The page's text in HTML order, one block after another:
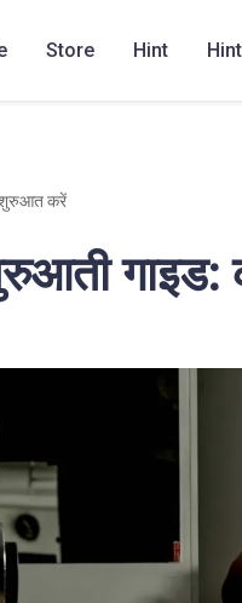
Store Hint
शुरुआत करें